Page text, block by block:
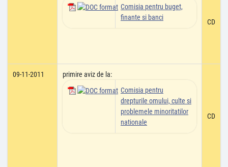
Comisia pentru buget,
finante si banci
CD
09-11-2011
primire aviz de la:
Comisia pentru
drepturile omului, culte si
problemele minoritatilor
nationale
CD